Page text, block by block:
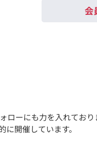
会
ーにも力を入れており
開催しています。